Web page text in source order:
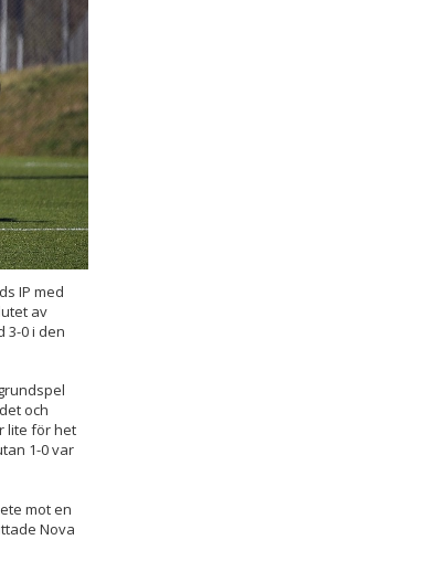
IP med
av
3-0 i den
och
lite för het
1-0 var
mot en
Nova